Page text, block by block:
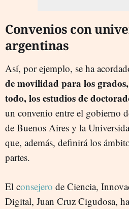
Convenios con
argentinas
Así, por ejemplo, se ha
de movilidad para los
todo, los estudios de
un convenio entre el gobierno
de Buenos Aires y la
que, además, definirá los
partes.
El consejero de Ciencia,
Digital, Juan Cruz Cigudosa,